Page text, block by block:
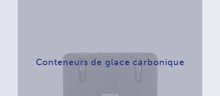
Conteneurs de glace carbonique